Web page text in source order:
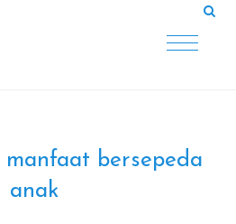
manfaat bersepeda
anak